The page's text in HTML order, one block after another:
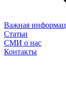
Важная
Статьи
СМИ о нас
Контакты